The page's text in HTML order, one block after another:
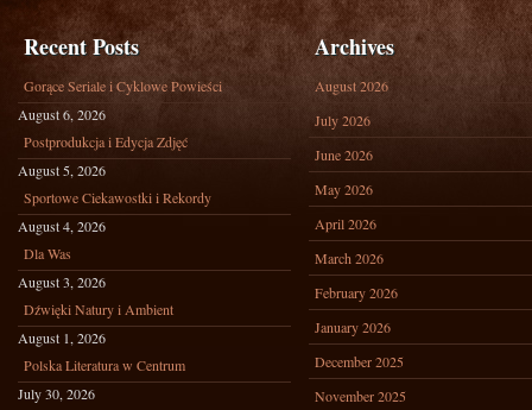
Recent Posts
Gorące Seriale i Cyklowe Powieści
August 6, 2026
Postprodukcja i Edycja Zdjęć
August 5, 2026
Sportowe Ciekawostki i Rekordy
August 4, 2026
Dla Was
August 3, 2026
Dźwięki Natury i Ambient
August 1, 2026
Polska Literatura w Centrum
July 30, 2026
Archives
August 2026
July 2026
June 2026
May 2026
April 2026
March 2026
February 2026
January 2026
December 2025
November 2025